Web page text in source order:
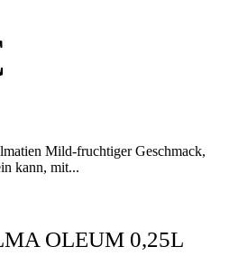
Mild-fruchtiger Geschmack,
kann, mit...
OLEUM 0,25L